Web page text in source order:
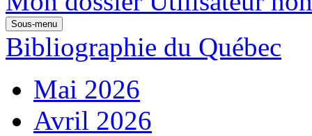
Sous-menu
Bibliographie du Québec
Mai 2026
Avril 2026